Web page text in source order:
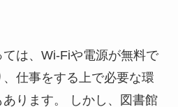
は、Wi-Fiや電源が無料で
仕事をする上で必要な環
ります。 しかし、図書館